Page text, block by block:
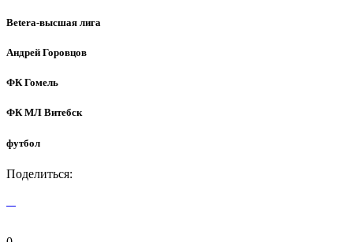
Betera-высшая лига
Андрей Горовцов
ФК Гомель
ФК МЛ Витебск
футбол
Поделиться: